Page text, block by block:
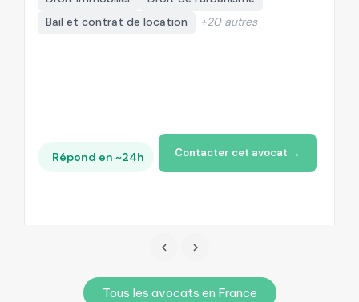
Bail et contrat de location
+20 autres
Répond en ~24h Contacter cet avocat →
Tous les avocats en France